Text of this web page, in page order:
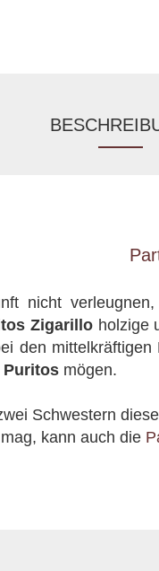
nicht
Zigarilloholzige
den
Puritos mögen.
Schwestern
kann auch die